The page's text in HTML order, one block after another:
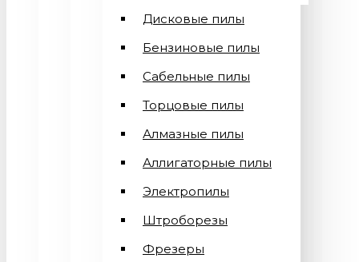
Дисковые пилы
Бензиновые пилы
Сабельные пилы
Торцовые пилы
Алмазные пилы
Аллигаторные пилы
Электропилы
Штроборезы
Фрезеры